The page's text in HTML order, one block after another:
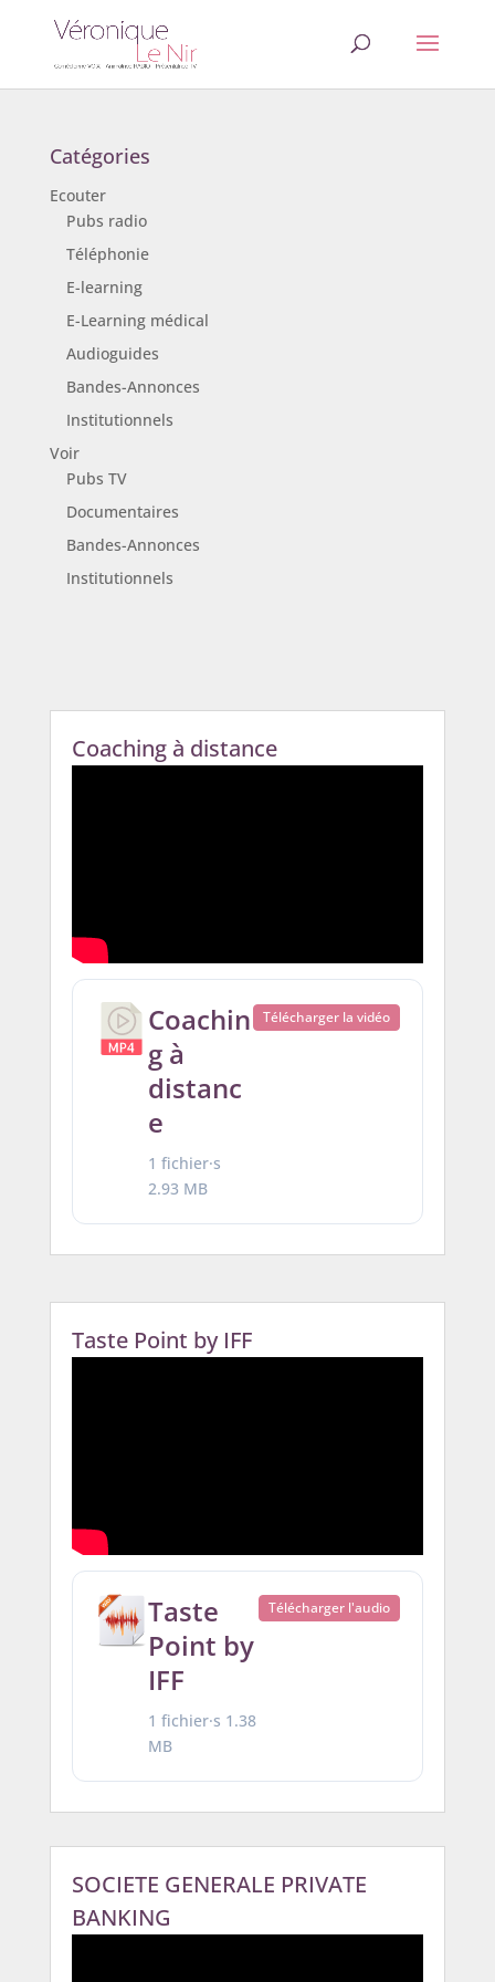
Catégories
Ecouter
Pubs radio
Téléphonie
E-learning
E-Learning médical
Audioguides
Bandes-Annonces
Institutionnels
Voir
Pubs TV
Documentaires
Bandes-Annonces
Institutionnels
Coaching à distance
Coachin
g à
distanc
e
1 fichier·s
2.93 MB
Télécharger la vidéo
Taste Point by IFF
Taste
Point by
IFF
1 fichier·s 1.38
MB
Télécharger l'audio
SOCIETE GENERALE PRIVATE
BANKING